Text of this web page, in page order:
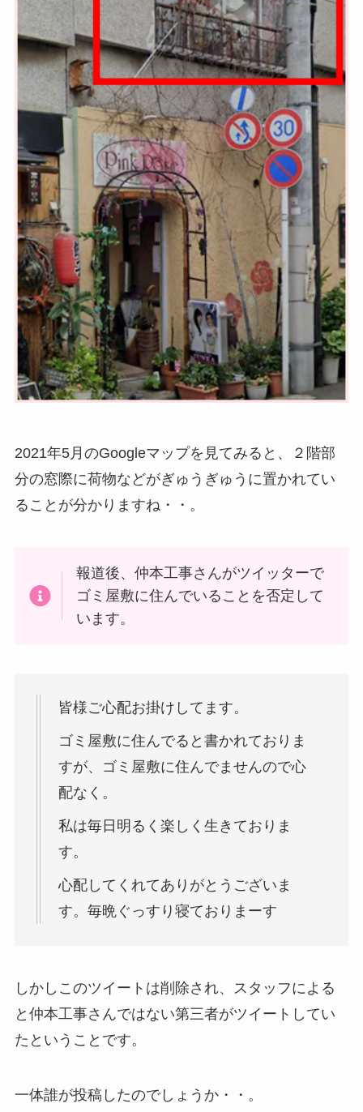
2021年5月のGoogleマップを見てみると、２階部
分の窓際に荷物などがぎゅうぎゅうに置かれてい
ることが分かりますね・・。
報道後、仲本工事さんがツイッターで
ゴミ屋敷に住んでいることを否定して
います。
皆様ご心配お掛けしてます。
ゴミ屋敷に住んでると書かれておりま
すが、ゴミ屋敷に住んでませんので心
配なく。
私は毎日明るく楽しく生きておりま
す。
心配してくれてありがとうございま
す。毎晩ぐっすり寝ておりまーす
しかしこのツイートは削除され、スタッフによる
と仲本工事さんではない第三者がツイートしてい
たということです。
一体誰が投稿したのでしょうか・・。